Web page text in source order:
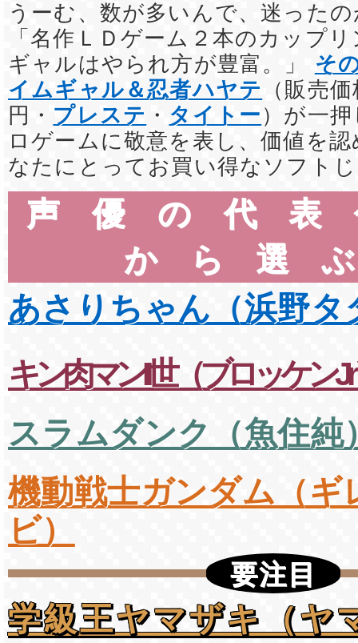
うーむ、数が多いんで、迷った
「名作ＬＤゲーム２本のカップ
ギャルはやられ方が豊富。」 そ
イムギャル＆忍者ハヤテ
（販売
円・ プレステ ・ タイトー ）が一
ロゲームに敬意を表し、価値を
なたにとってお買い得なソフト
声優の代
から選
あさりちゃん（浜野タ
キン肉マンII世（ブロッケン
スラムダンク（魚住純
機動戦士ガンダム（ギ
ビ）
要注目
学級王ヤマザキ（ヤ